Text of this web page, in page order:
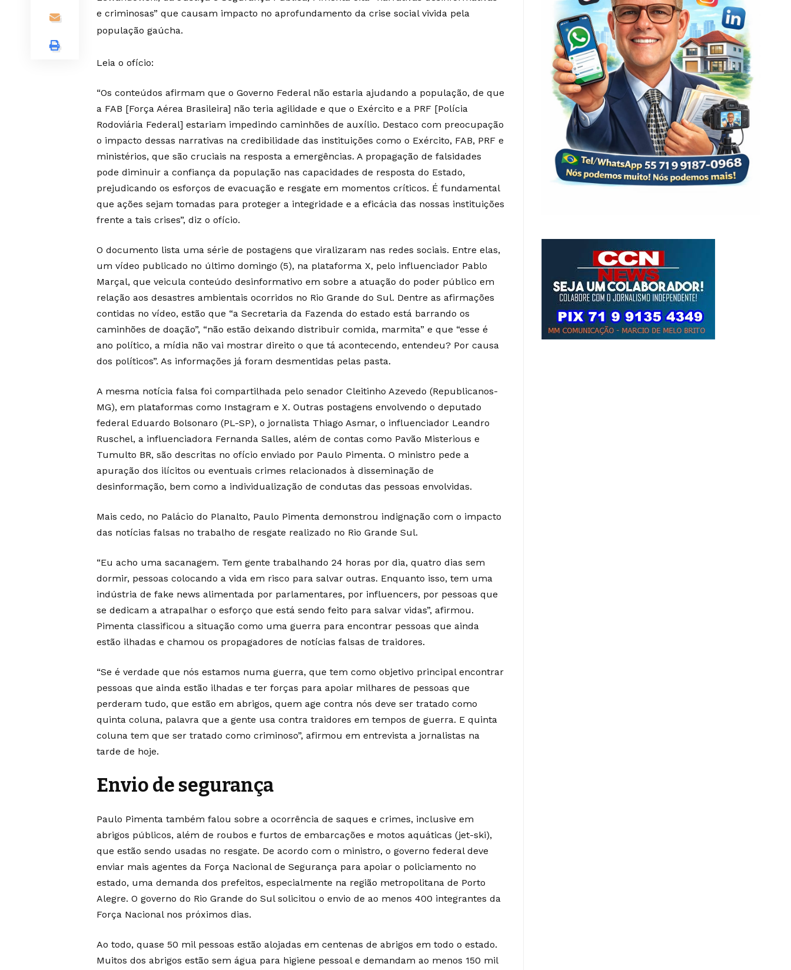
e criminosas” que causam impacto no aprofundamento da crise social vivida pela
população gaúcha.
Leia o ofício:
“Os conteúdos afirmam que o Governo Federal não estaria ajudando a população, de que
a FAB [Força Aérea Brasileira] não teria agilidade e que o Exército e a PRF [Polícia
Rodoviária Federal] estariam impedindo caminhões de auxílio. Destaco com preocupação
o impacto dessas narrativas na credibilidade das instituições como o Exército, FAB, PRF e
ministérios, que são cruciais na resposta a emergências. A propagação de falsidades
pode diminuir a confiança da população nas capacidades de resposta do Estado,
prejudicando os esforços de evacuação e resgate em momentos críticos. É fundamental
que ações sejam tomadas para proteger a integridade e a eficácia das nossas instituições
frente a tais crises”, diz o ofício.
O documento lista uma série de postagens que viralizaram nas redes sociais. Entre elas,
um vídeo publicado no último domingo (5), na plataforma X, pelo influenciador Pablo
Marçal, que veicula conteúdo desinformativo em sobre a atuação do poder público em
relação aos desastres ambientais ocorridos no Rio Grande do Sul. Dentre as afirmações
contidas no vídeo, estão que “a Secretaria da Fazenda do estado está barrando os
caminhões de doação”, “não estão deixando distribuir comida, marmita” e que “esse é
ano político, a mídia não vai mostrar direito o que tá acontecendo, entendeu? Por causa
dos políticos”. As informações já foram desmentidas pelas pasta.
A mesma notícia falsa foi compartilhada pelo senador Cleitinho Azevedo (Republicanos-
MG), em plataformas como Instagram e X. Outras postagens envolvendo o deputado
federal Eduardo Bolsonaro (PL-SP), o jornalista Thiago Asmar, o influenciador Leandro
Ruschel, a influenciadora Fernanda Salles, além de contas como Pavão Misterious e
Tumulto BR, são descritas no ofício enviado por Paulo Pimenta. O ministro pede a
apuração dos ilícitos ou eventuais crimes relacionados à disseminação de
desinformação, bem como a individualização de condutas das pessoas envolvidas.
Mais cedo, no Palácio do Planalto, Paulo Pimenta demonstrou indignação com o impacto
das notícias falsas no trabalho de resgate realizado no Rio Grande Sul.
“Eu acho uma sacanagem. Tem gente trabalhando 24 horas por dia, quatro dias sem
dormir, pessoas colocando a vida em risco para salvar outras. Enquanto isso, tem uma
indústria de fake news alimentada por parlamentares, por influencers, por pessoas que
se dedicam a atrapalhar o esforço que está sendo feito para salvar vidas”, afirmou.
Pimenta classificou a situação como uma guerra para encontrar pessoas que ainda
estão ilhadas e chamou os propagadores de notícias falsas de traidores.
“Se é verdade que nós estamos numa guerra, que tem como objetivo principal encontrar
pessoas que ainda estão ilhadas e ter forças para apoiar milhares de pessoas que
perderam tudo, que estão em abrigos, quem age contra nós deve ser tratado como
quinta coluna, palavra que a gente usa contra traidores em tempos de guerra. E quinta
coluna tem que ser tratado como criminoso”, afirmou em entrevista a jornalistas na
tarde de hoje.
Envio de segurança
Paulo Pimenta também falou sobre a ocorrência de saques e crimes, inclusive em
abrigos públicos, além de roubos e furtos de embarcações e motos aquáticas (jet-ski),
que estão sendo usadas no resgate. De acordo com o ministro, o governo federal deve
enviar mais agentes da Força Nacional de Segurança para apoiar o policiamento no
estado, uma demanda dos prefeitos, especialmente na região metropolitana de Porto
Alegre. O governo do Rio Grande do Sul solicitou o envio de ao menos 400 integrantes da
Força Nacional nos próximos dias.
Ao todo, quase 50 mil pessoas estão alojadas em centenas de abrigos em todo o estado.
Muitos dos abrigos estão sem água para higiene pessoal e demandam ao menos 150 mil